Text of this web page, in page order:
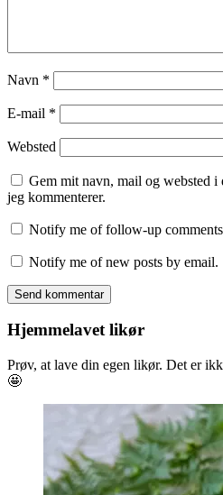
Navn *
E-mail *
Websted
Gem mit navn, mail og websted
jeg kommenterer.
Notify me of follow-up
Notify me of new posts by email.
Hjemmelavet likør
Prøv, at lave din egen likør. Det er
🤩